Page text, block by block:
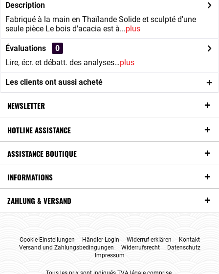
Description
Fabriqué à la main en Thaïlande Solide et sculpté d'une
seule pièce Le bois d'acacia est à...plus
Évaluations
0
Lire, écr. et débatt. des analyses…plus
Les clients ont aussi acheté
NEWSLETTER
HOTLINE ASSISTANCE
ASSISTANCE BOUTIQUE
INFORMATIONS
ZAHLUNG & VERSAND
Cookie-Einstellungen Händler-Login Widerruf erklären
Kontakt
Versand und Zahlungsbedingungen
Widerrufsrecht
Datenschutz
Impressum